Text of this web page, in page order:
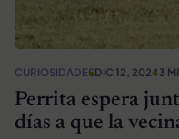
CURIOSIDADESDIC 12, 20243
Perrita espera
días a que la